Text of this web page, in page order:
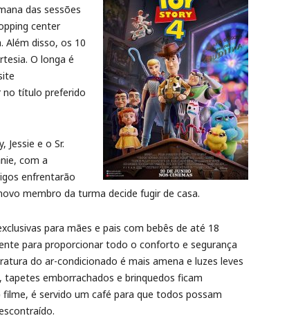
das sessões
center
Além disso, os 10
O longa é
no título preferido
Jessie e o Sr.
com a
enfrentarão
membro da turma decide fugir de casa.
para mães e pais com bebês de até 18
para proporcionar todo o conforto e segurança
do ar-condicionado é mais amena e luzes leves
emborrachados e brinquedos ficam
é servido um café para que todos possam